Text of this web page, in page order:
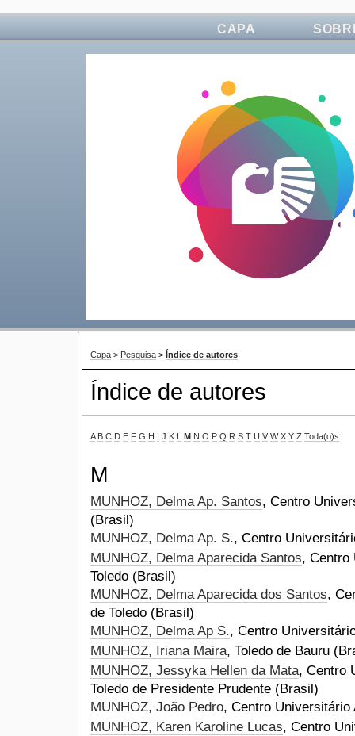
CAPA
Capa > Pesquisa > Índice de autores
Índice de autores
A B C D E F G H I J K L M N O P Q R S T U V W X Y Z Toda(o)s
M
MUNHOZ, Delma Ap. Santos, Centro
(Brasil)
MUNHOZ, Delma Ap. S., Centro
MUNHOZ, Delma Aparecida Santos, Centro
Toledo (Brasil)
MUNHOZ, Delma Aparecida dos Santos,
de Toledo (Brasil)
MUNHOZ, Delma Ap S., Centro
MUNHOZ, Iriana Maira, Toledo de Bauru
MUNHOZ, Jessyka Hellen da Mata, Centro
Toledo de Presidente Prudente (Brasil)
MUNHOZ, João Pedro, Centro Universitário
MUNHOZ, Karen Karoline Lucas, Centro